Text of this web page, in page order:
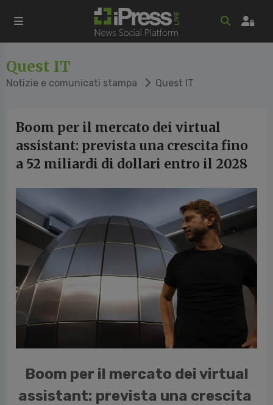
Quest IT
Notizie e comunicati stampa Quest IT
Boom per il mercato dei virtual
assistant: prevista una crescita fino
a 52 miliardi di dollari entro il 2028
Boom per il mercato dei virtual
assistant: prevista una crescita